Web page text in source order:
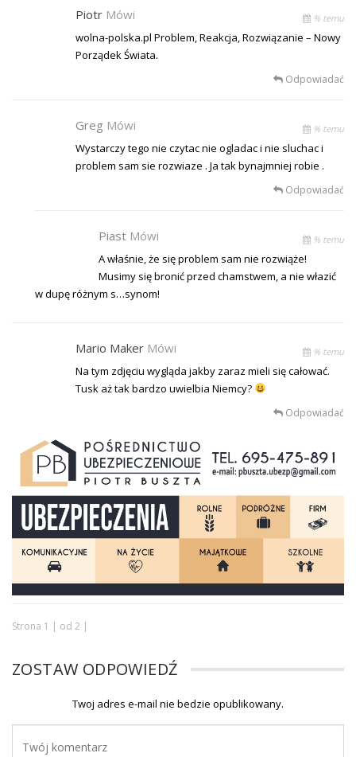
Piotr Mówi % temu
wolna-polska.pl Problem, Reakcja, Rozwiązanie – Nowy
Porządek Świata.
Odpowiadać
Greg Mówi % temu
Wystarczy tego nie czytac nie ogladac i nie sluchac i
problem sam sie rozwiaze . Ja tak bynajmniej robie .
Odpowiadać
Piast Mówi % temu
A właśnie, że się problem sam nie rozwiąże!
Musimy się bronić przed chamstwem, a nie włazić
w dupę różnym s…synom!
Mario Maker Mówi % temu
Na tym zdjęciu wygląda jakby zaraz mieli się całować.
Tusk aż tak bardzo uwielbia Niemcy?
Odpowiadać
Strona 1 | od 2 |
ZOSTAW ODPOWIEDŹ
Twoj adres e-mail nie bedzie opublikowany.